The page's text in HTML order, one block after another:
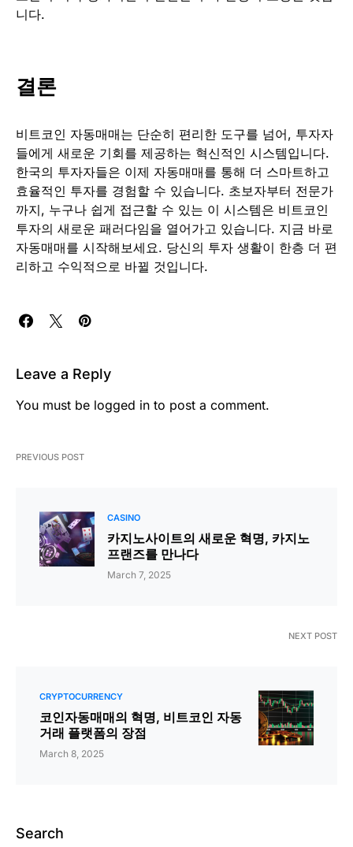
니다.
결론
비트코인 자동매매는 단순히 편리한 도구를 넘어, 투자자
들에게 새로운 기회를 제공하는 혁신적인 시스템입니다.
한국의 투자자들은 이제 자동매매를 통해 더 스마트하고
효율적인 투자를 경험할 수 있습니다. 초보자부터 전문가
까지, 누구나 쉽게 접근할 수 있는 이 시스템은 비트코인
투자의 새로운 패러다임을 열어가고 있습니다. 지금 바로
자동매매를 시작해보세요. 당신의 투자 생활이 한층 더 편
리하고 수익적으로 바뀔 것입니다.
Leave a Reply
You must be logged in to post a comment.
PREVIOUS POST
CASINO
카지노사이트의 새로운 혁명, 카지노
프랜즈를 만나다
March 7, 2025
NEXT POST
CRYPTOCURRENCY
코인자동매매의 혁명, 비트코인 자동
거래 플랫폼의 장점
March 8, 2025
Search